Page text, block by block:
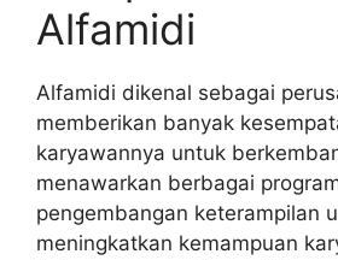
Alfamidi
Alfamidi dikenal sebagai
memberikan banyak
karyawannya untuk
menawarkan berbagai
pengembangan keterampilan
meningkatkan kemampuan